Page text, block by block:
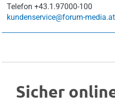
Telefon +43.1.97000-100
kundenservice@forum-media.at
Sicher